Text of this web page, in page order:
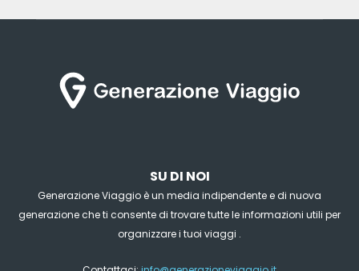
SU DI NOI
Generazione Viaggio è un media indipendente e di nuova
generazione che ti consente di trovare tutte le informazioni utili per
organizzare i tuoi viaggi .